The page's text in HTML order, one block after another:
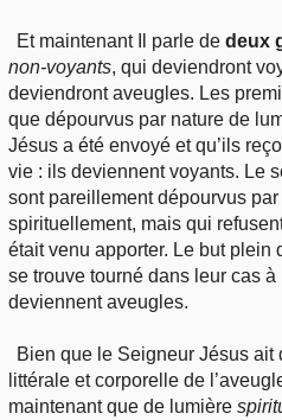
Et maintenant Il parle dedeux
non-voyants, qui deviendront
deviendront aveugles. Les
que dépourvus par nature de
Jésus a été envoyé et qu’ils
vie : ils deviennent voyants. Le
sont pareillement dépourvus
spirituellement, mais qui
était venu apporter. Le but plein
se trouve tourné dans leur cas à
deviennent aveugles.
Bien que le Seigneur Jésus ait
littérale et corporelle de
maintenant que de lumière